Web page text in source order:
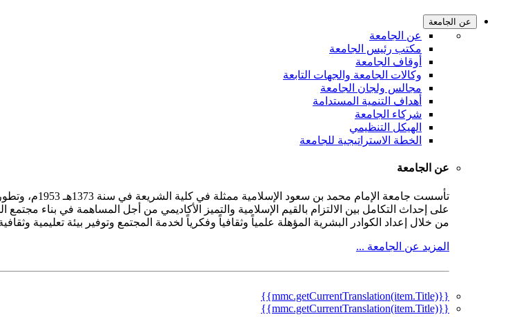
عن الجامعة
عن الجامعة
مكتب رئيس الجامعة
أوقاف الجامعة
وكالات الجامعة والجهات التابعة
مجالس ولجان الجامعة
أهداف التنمية المستدامة
شركاء الجامعة
الهيكل التنظيمي
الخطة الاستراتيجية للجامعة
عن الجامعة
على إحداث التكامل بين الالتزام بالقيم الإسلامية والتميز الأكاديمي من أجل المساهمة في بناء
من خلال إعداد الكوادر البشرية المؤهلة علمياً وثقافياً وفكرياً لخدمة المجتمع وتوفير بيئة تعليمية
المزيد عن الجامعة ...
{{mmc.getCurrentTranslation(item.Title)}}
{{mmc.getCurrentTranslation(item.Title)}}